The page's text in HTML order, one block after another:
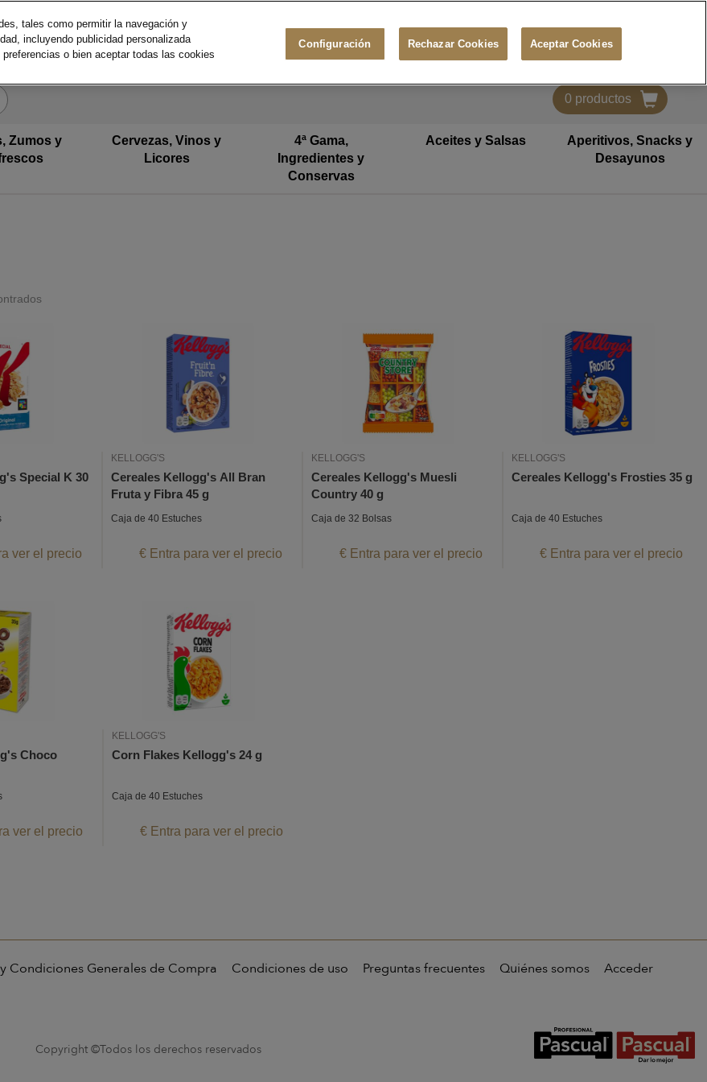
900 121 350 Contáctanos Iniciar sesión
0 productos
Zumos y
Cervezas, Vinos y
Licores
4ª Gama,
Ingredientes y
Conservas
Aceites y Salsas
Aperitivos, Snacks y
Desayunos
Special K 30
ver el precio
KELLOGG'S
Cereales Kellogg's All Bran
Fruta y Fibra 45 g
Caja de 40 Estuches
€ Entra para ver el precio
KELLOGG'S
Cereales Kellogg's Muesli
Country 40 g
Caja de 32 Bolsas
€ Entra para ver el precio
KELLOGG'S
Cereales Kellogg's Frosties 35 g
Caja de 40 Estuches
€ Entra para ver el precio
Choco
ver el precio
KELLOGG'S
Corn Flakes Kellogg's 24 g
Caja de 40 Estuches
€ Entra para ver el precio
Condiciones Generales de Compra Condiciones de uso Preguntas frecuentes Quiénes somos Acceder
Copyright ©Todos los derechos reservados
tales como permitir la navegación y
incluyendo publicidad personalizada
o bien aceptar todas las cookies
Configuración Rechazar Cookies Aceptar Cookies